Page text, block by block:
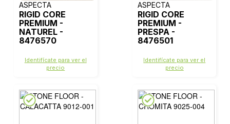
ASPECTA
RIGID CORE
PREMIUM -
NATUREL -
8476570
Identifícate para ver el
precio
ASPECTA
RIGID CORE
PREMIUM -
PRESPA -
8476501
Identifícate para ver el
precio